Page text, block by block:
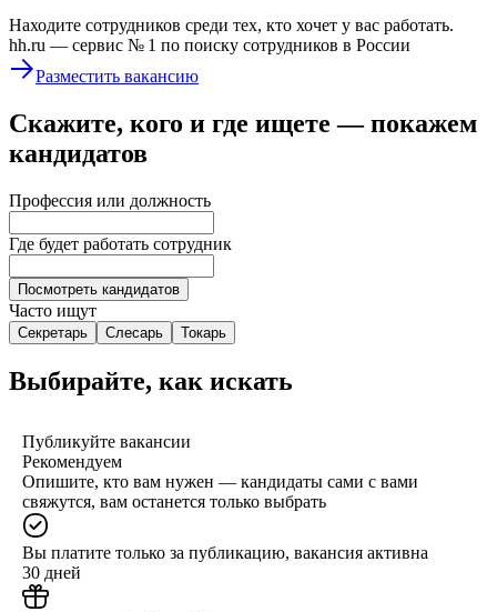
Находите сотрудников среди тех, кто хочет у вас работать.
hh.ru — сервис № 1 по поиску сотрудников в России
Разместить вакансию
Скажите, кого и где ищете — покажем
кандидатов
Профессия или должность
Где будет работать сотрудник
Посмотреть кандидатов
Часто ищут
Секретарь Слесарь Токарь
Выбирайте, как искать
Публикуйте вакансии
Рекомендуем
Опишите, кто вам нужен — кандидаты сами с вами
свяжутся, вам останется только выбрать
Вы платите только за публикацию, вакансия активна
30 дней